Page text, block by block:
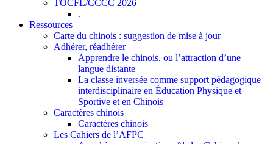
TOCFL/CCCC 2026
.
Ressources
Carte du chinois : suggestion de mise à jour
Adhérer, réadhérer
Apprendre le chinois, ou l’attraction d’une
langue distante
La classe inversée comme support pédagogique
interdisciplinaire en Éducation Physique et
Sportive et en Chinois
Caractères chinois
Caractères chinois
Les Cahiers de l’AFPC